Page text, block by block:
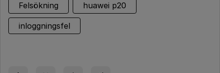
Felsökning huawei p20
inloggningsfel